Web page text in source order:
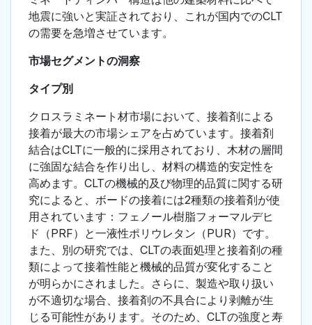
地震に強いと実証されており、これが国内でのCLT
の需要を急増させています。
市場セグメントの洞察
タイプ別
クロスラミネート材市場において、接着剤による
接着が最大の市場シェアを占めています。接着剤
結合はCLTに一般的に採用されており、木材の層間
に強固な結合を作り出し、材料の構造的安定性を
高めます。CLTの機械的及び物理的品質に関する研
究によると、ボードの接着には2種類の接着剤が使
用されています：フェノール樹脂フォーマルデヒ
ド（PRF）と一液性ポリウレタン（PUR）です。
また、別の研究では、CLTの表面処理と接着剤の種
類によって接着性能と機械的品質が変化すること
が明らかにされました。さらに、製造や取り扱い
が不適切な場合、接着剤の不具合により剥離が生
じる可能性があります。そのため、CLTの強度と寿